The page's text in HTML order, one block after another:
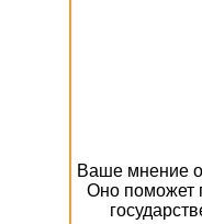
Ваше мнение
Оно поможет